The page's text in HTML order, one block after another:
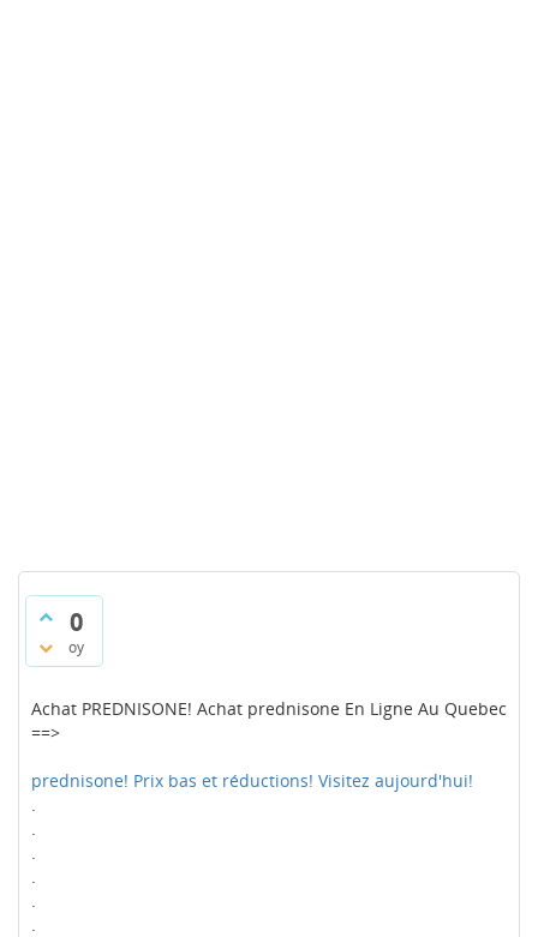
0
oy
Achat PREDNISONE! Achat prednisone En Ligne Au Quebec
==>
prednisone! Prix bas et réductions! Visitez aujourd'hui!
.
.
.
.
.
.